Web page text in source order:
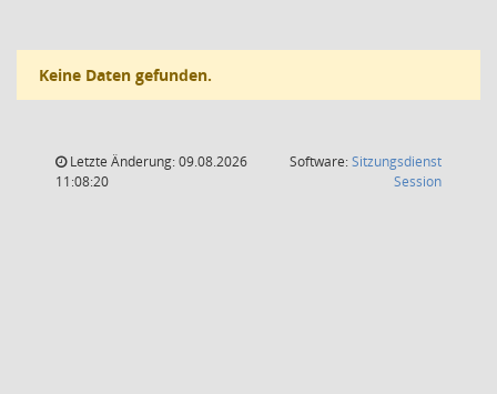
Keine Daten gefunden.
Letzte Änderung: 09.08.2026
11:08:20
Software:Sitzungsdienst
Session(Wird in